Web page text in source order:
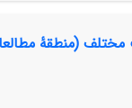
(منطقۀ